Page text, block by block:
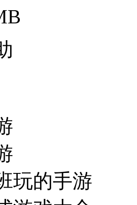
玩的手游